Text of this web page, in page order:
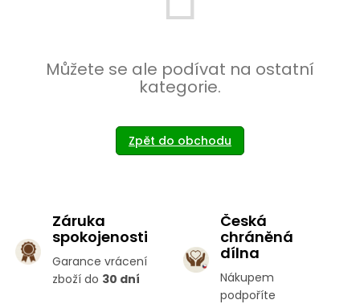
Můžete se ale podívat na ostatní
kategorie.
Zpět do obchodu
Záruka
spokojenosti
Garance vrácení
zboží do 30 dní
Česká
chráněná
dílna
Nákupem
podpoříte